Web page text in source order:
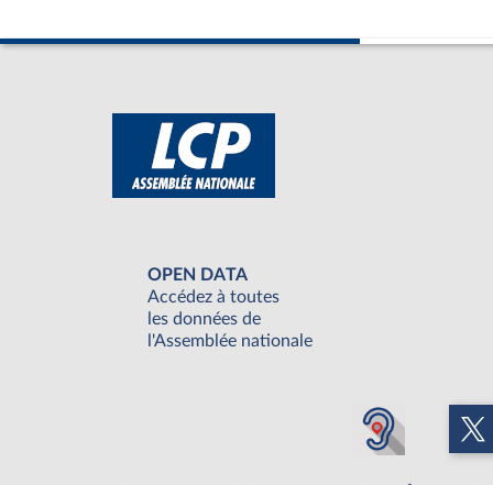
OPEN DATA
Accédez à toutes
les données de
l'Assemblée nationale